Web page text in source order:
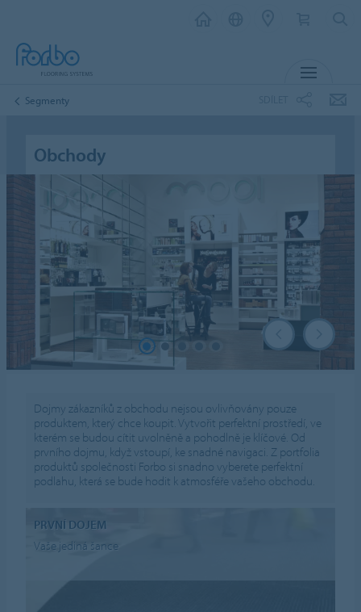
Segmenty
Obchody
Dojmy zákazníků z obchodu nejsou ovlivňovány pouze
produktem, který chce koupit. Vytvořit perfektní prostředí, ve
kterém se budou cítit uvolněně a pohodlně je klíčové. Od
prvního dojmu, když vstoupí, ke snadné navigaci. Z portfolia
produktů společnosti Forbo si snadno vyberete perfektní
podlahu, která se bude hodit k atmosféře vašeho obchodu.
PRVNÍ DOJEM
Vaše jediná šance